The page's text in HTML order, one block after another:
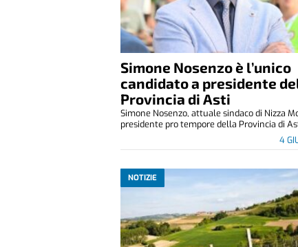
Simone Nosenzo è l’unico
candidato a presidente
Provincia di Asti
4
Simone Nosenzo, attuale sindaco di Nizza
presidente pro tempore della Provincia di
NOTIZIE